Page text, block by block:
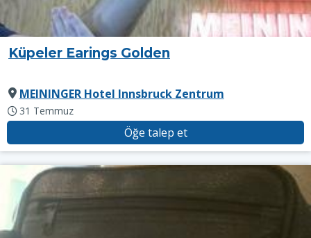
Küpeler Earings Golden
MEININGER Hotel Innsbruck Zentrum
31 Temmuz
Öğe talep et